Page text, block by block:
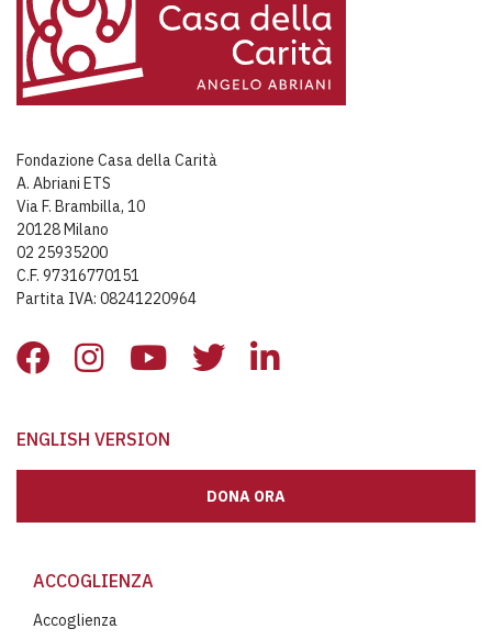
Fondazione Casa della Carità
A. Abriani ETS
Via F. Brambilla, 10
20128 Milano
02 25935200
C.F. 97316770151
Partita IVA: 08241220964
ENGLISH VERSION
DONA ORA
ACCOGLIENZA
Accoglienza